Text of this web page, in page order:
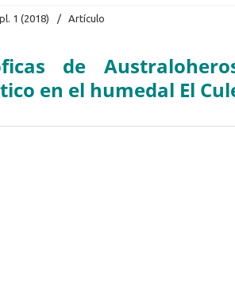
1 (2018) / Artículo
de
en el humedal El